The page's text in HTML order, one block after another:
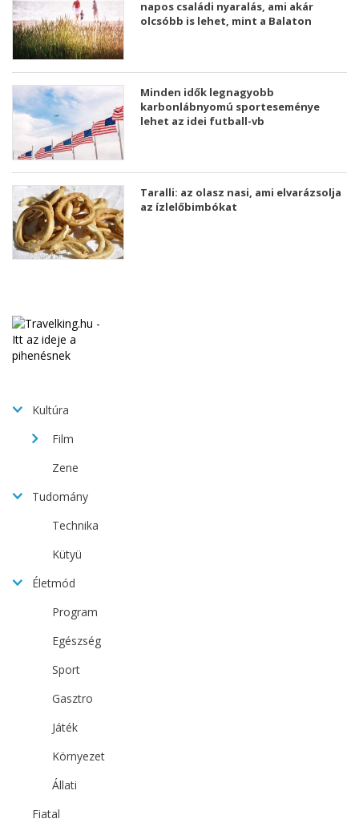
napos családi nyaralás, ami akár
olcsóbb is lehet, mint a Balaton
Minden idők legnagyobb
karbonlábnyomú sporteseménye
lehet az idei futball-vb
Taralli: az olasz nasi, ami elvarázsolja
az ízlelőbimbókat
Kultúra
Film
Zene
Tudomány
Technika
Kütyü
Életmód
Program
Egészség
Sport
Gasztro
Játék
Környezet
Állati
Fiatal